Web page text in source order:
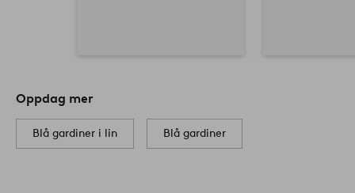
Oppdag mer
Blå gardiner i lin Blå gardiner